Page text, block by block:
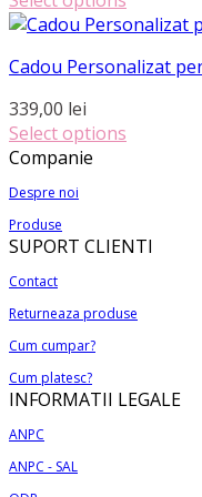
variații.
Opțiunile
pot
alese
în
pagina
produsului.
Acest
are
mai
multe
variații.
Opțiunile
pot
fi
alese
pagina
produsului.
Cadou Personalizat
339,00 lei
Select options
Companie
Despre noi
Produse
SUPORT CLIENTI
Contact
Returneaza produse
Cum cumpar?
Cum platesc?
INFORMATII LEGALE
ANPC
ANPC - SAL